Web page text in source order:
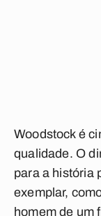
Woodstocké
qualidade. O
para a história
exemplar,
homem de um